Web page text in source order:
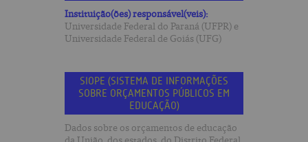
Instituição(ões) responsável(veis):
Universidade Federal do Paraná (UFPR) e
Universidade Federal de Goiás (UFG)
SIOPE (SISTEMA DE INFORMAÇÕES
SOBRE ORÇAMENTOS PÚBLICOS EM
EDUCAÇÃO)
Dados sobre os orçamentos de educação